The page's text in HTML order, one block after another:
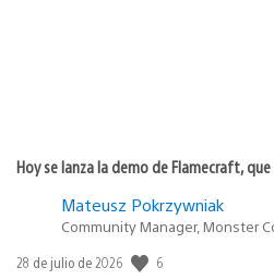
Hoy se lanza la demo de Flamecraft,
Mateusz Pokrzywniak
Community Manager, Monster
Fecha
28 de julio de 2026 6